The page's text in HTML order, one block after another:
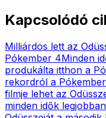
Kapcsolódó
Milliárdos lett az
Pókember 4Minden
produkálta itthon a
rekordról a
filmje lehet az
minden idők